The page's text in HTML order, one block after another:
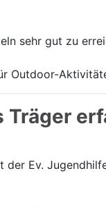
sehr gut zu
Outdoor-
Träger
der Ev.